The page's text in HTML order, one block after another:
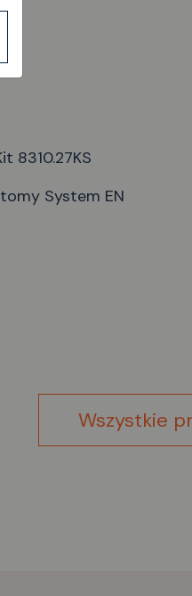
8310.27KS
System EN
Wszystkie